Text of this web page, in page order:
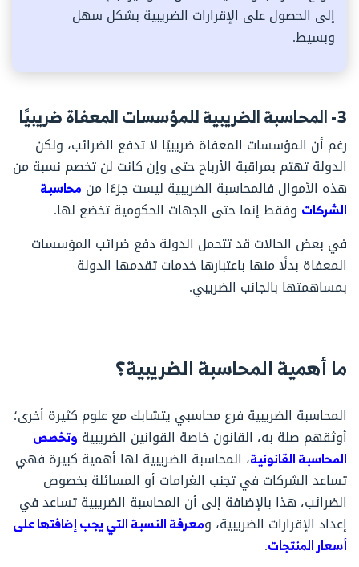
إلى الحصول على الإقرارات الضريبية بشكل سهل
وبسيط.
3- المحاسبة الضريبية للمؤسسات المعفاة ضريبيًا
رغم أن المؤسسات المعفاة ضريبيًا لا تدفع الضرائب، ولكن
الدولة تهتم بمراقبة الأرباح حتى وإن كانت لن تخصم نسبة من
هذه الأموال فالمحاسبة الضريبية ليست جزءًا من محاسبة
الشركات وفقط إنما حتى الجهات الحكومية تخضع لها.
في بعض الحالات قد تتحمل الدولة دفع ضرائب المؤسسات
المعفاة بدلًا منها باعتبارها خدمات تقدمها الدولة
بمساهمتها بالجانب الضريبي.
ما أهمية المحاسبة الضريبية؟
المحاسبة الضريبية فرع محاسبي يتشابك مع علوم كثيرة أخرى؛
أوثقهم صلة به، القانون خاصة القوانين الضريبية وتخصص
المحاسبة القانونية، المحاسبة الضريبية لها أهمية كبيرة فهي
تساعد الشركات في تجنب الغرامات أو المسائلة بخصوص
الضرائب، هذا بالإضافة إلى أن المحاسبة الضريبية تساعد في
إعداد الإقرارات الضريبية، ومعرفة النسبة التي يجب إضافتها على
أسعار المنتجات.